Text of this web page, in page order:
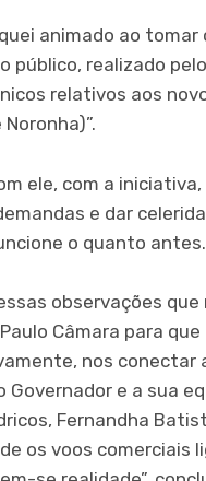
animado ao
público, realizado
relativos aos
ele, com a
e dar
o quanto antes.
observações
Câmara para
nos conectar
Governador e a sua
Fernandha
os voos comerciais